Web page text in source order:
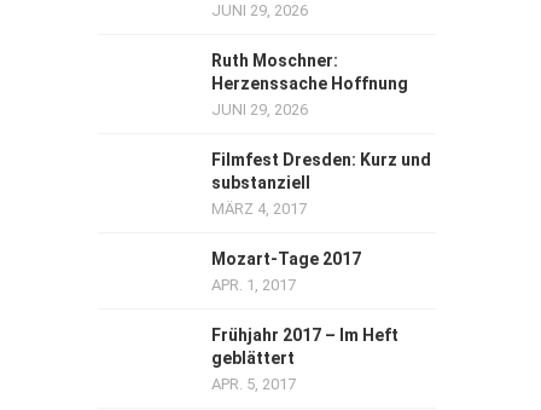
JUNI 29, 2026
Ruth Moschner:
Herzenssache Hoffnung
JUNI 29, 2026
Filmfest Dresden: Kurz und
substanziell
MÄRZ 4, 2017
Mozart-Tage 2017
APR. 1, 2017
Frühjahr 2017 – Im Heft
geblättert
APR. 5, 2017